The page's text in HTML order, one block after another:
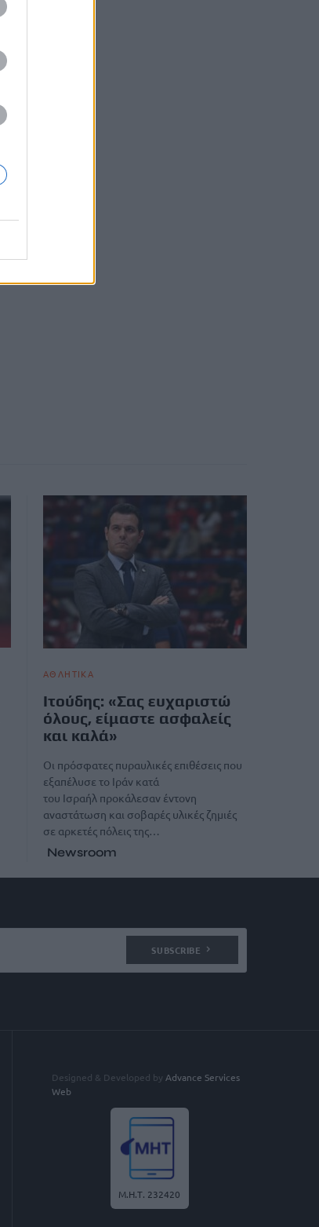
ΑΘΛΗΤΙΚΑ
Ιτούδης: «Σας ευχαριστώ
όλους, είμαστε ασφαλείς
και καλά»
Οι πρόσφατες πυραυλικές επιθέσεις που
εξαπέλυσε το Ιράν κατά
του Ισραήλ προκάλεσαν έντονη
αναστάτωση και σοβαρές υλικές ζημιές
σε αρκετές πόλεις της…
Newsroom
SUBSCRIBE
Designed & Developed by Advance Services
Web
Μ.Η.Τ. 232420